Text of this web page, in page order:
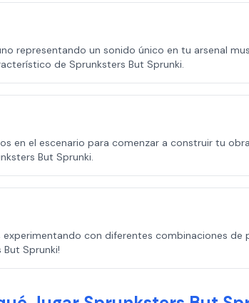
representando un sonido único en tu arsenal
de Sprunksters But Sprunki.
en el escenario para comenzar a construir tu
But Sprunki.
con diferentes combinaciones de
Sprunki!